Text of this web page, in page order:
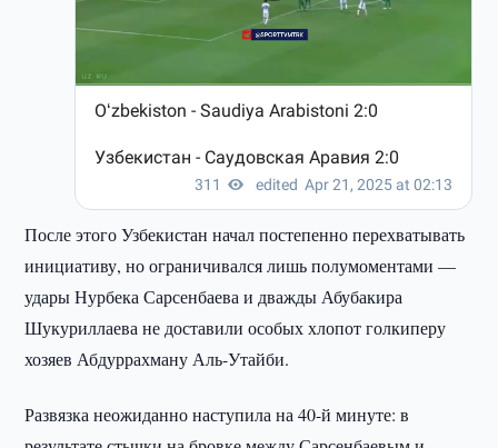
После этого Узбекистан начал постепенно перехватывать
инициативу, но ограничивался лишь полумоментами —
удары Нурбека Сарсенбаева и дважды Абубакира
Шукуриллаева не доставили особых хлопот голкиперу
хозяев Абдуррахману Аль-Утайби.
Развязка неожиданно наступила на 40-й минуте: в